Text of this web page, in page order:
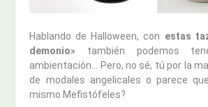
Hablando de Halloween, con estas
demonio» también podemos
ambientación… Pero, no sé, tú por la
de modales angelicales o parece
mismo Mefistófeles?